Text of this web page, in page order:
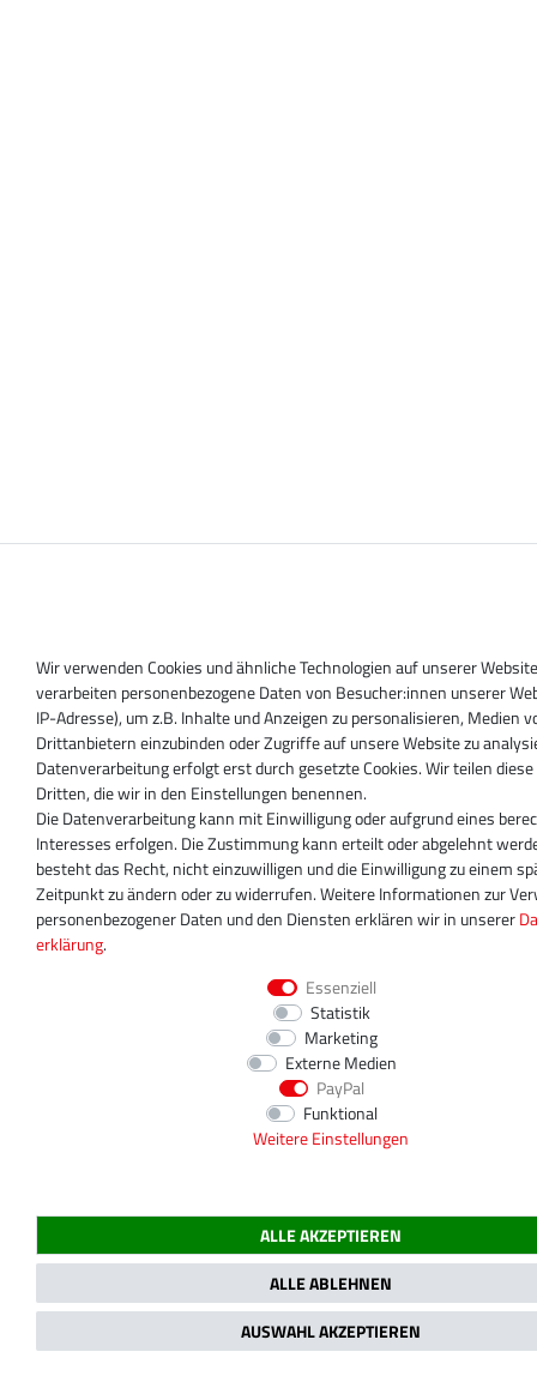
Wir verwenden Cookies und ähnliche Technologien auf unserer
verarbeiten personenbezogene Daten von Besucher:innen unserer
IP-Adresse), um z.B. Inhalte und Anzeigen zu personalisieren, Medien
Drittanbietern einzubinden oder Zugriffe auf unsere Website zu
Datenverarbeitung erfolgt erst durch gesetzte Cookies. Wir teilen
Dritten, die wir in den Einstellungen benennen.
Die Datenverarbeitung kann mit Einwilligung oder aufgrund eines
Interesses erfolgen. Die Zustimmung kann erteilt oder abgelehnt
besteht das Recht, nicht einzuwilligen und die Einwilligung zu einem
Zeitpunkt zu ändern oder zu widerrufen. Weitere Informationen zur
personenbezogener Daten und den Diensten erklären wir in unserer
erklärung.
Essenziell
Statistik
Marketing
Externe Medien
PayPal
Funktional
Weitere Einstellungen
ALLE AKZEPTIEREN
ALLE ABLEHNEN
AUSWAHL AKZEPTIEREN